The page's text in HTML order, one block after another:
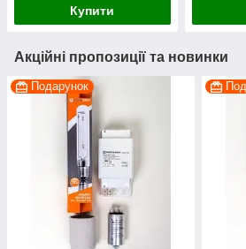
Купити
Акційні пропозиції та новинки
Подарунок